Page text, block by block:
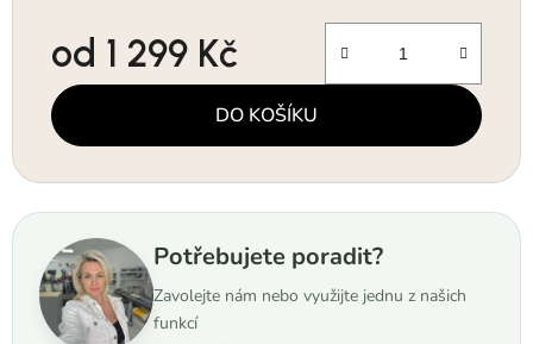
od 1 299 Kč
Měrná cena:
DO KOŠÍKU
Potřebujete poradit?
Zavolejte nám nebo využijte jednu z našich
funkcí